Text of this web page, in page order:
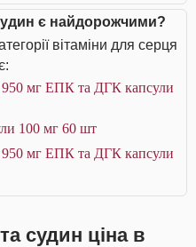
є найдорожчими?
вітаміни для серця
950 мг ЕПК та ДГК капсули
100 мг 60 шт
950 мг ЕПК та ДГК капсули
судин ціна в